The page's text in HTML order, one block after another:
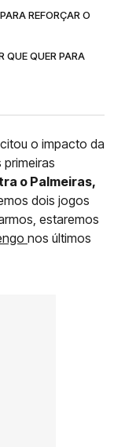
REFORÇAR O
QUE QUER PARA
o impacto da
o Palmeiras,
dois jogos
estaremos
nos últimos